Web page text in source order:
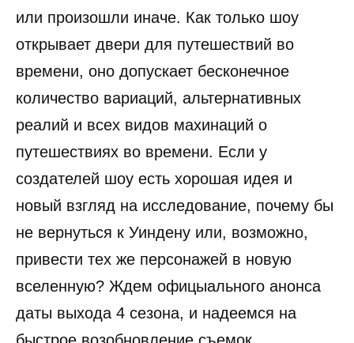
или произошли иначе. Как только шоу
открывает двери для путешествий во
времени, оно допускает бесконечное
количество вариаций, альтернативных
реалий и всех видов махинаций о
путешествиях во времени. Если у
создателей шоу есть хорошая идея и
новый взгляд на исследование, почему бы
не вернуться к Уиндену или, возможно,
привести тех же персонажей в новую
вселенную? Ждем офицыального анонса
даты выхода 4 сезона, и надеемся на